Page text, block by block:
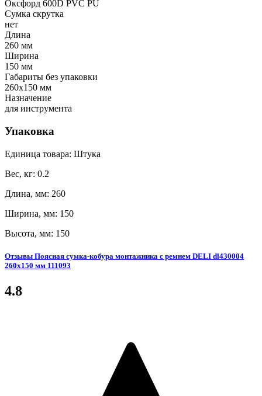
Оксфорд 600D PVC PU
Сумка скрутка
нет
Длина
260 мм
Ширина
150 мм
Габариты без упаковки
260x150 мм
Назначение
для инструмента
Упаковка
Единица товара: Штука
Вес, кг: 0.2
Длина, мм: 260
Ширина, мм: 150
Высота, мм: 150
Отзывы Поясная сумка-кобура монтажника с ремнем DELI dl430004
260x150 мм 111093
4.8